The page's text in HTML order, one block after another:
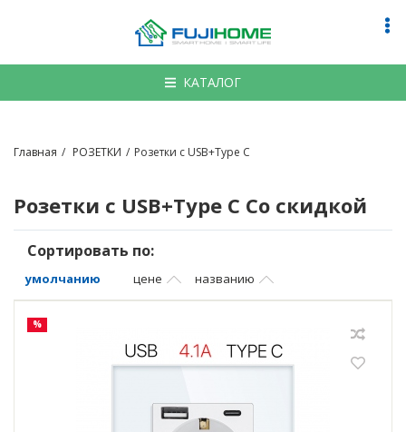
КАТАЛОГ
Главная РОЗЕТКИ Розетки с USB+Type C
Розетки с USB+Type C Со скидкой
Сортировать по:
умолчанию цене названию
%